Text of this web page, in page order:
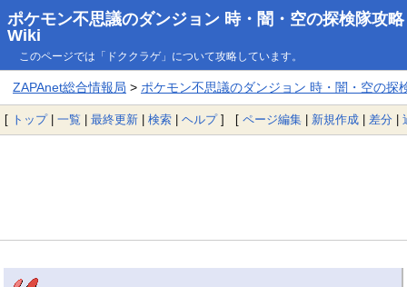
ポケモン不思議のダンジョン 時・闇・空の探検隊攻略
Wiki
このページでは「ドククラゲ」について攻略しています。
ZAPAnet総合情報局 > ポケモン不思議のダンジョン 時・闇・空の探
[ トップ| 一覧 | 最終更新 | 検索 | ヘルプ] [ ページ編集 | 新規作成 | 差分 |